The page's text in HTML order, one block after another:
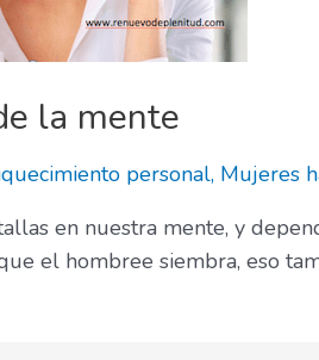
la mente
personal, Mujeres
en nuestra mente, y
el hombree siembra, eso